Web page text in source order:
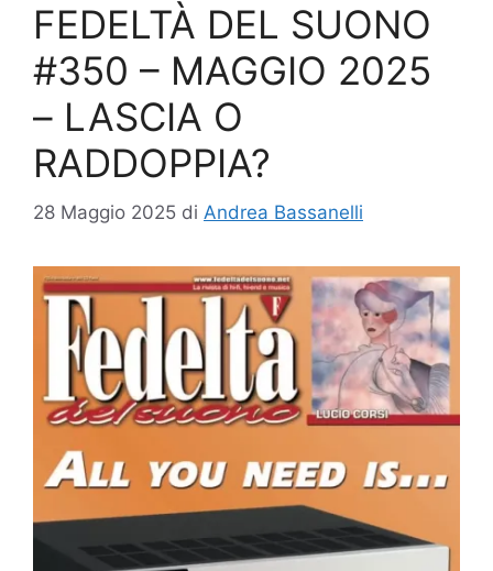
FEDELTÀ DEL SUONO
#350 – MAGGIO 2025
– LASCIA O
RADDOPPIA?
28 Maggio 2025 di Andrea Bassanelli